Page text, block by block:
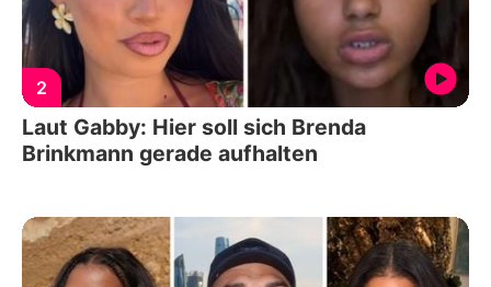
2
Laut Gabby: Hier soll sich Brenda
Brinkmann gerade aufhalten